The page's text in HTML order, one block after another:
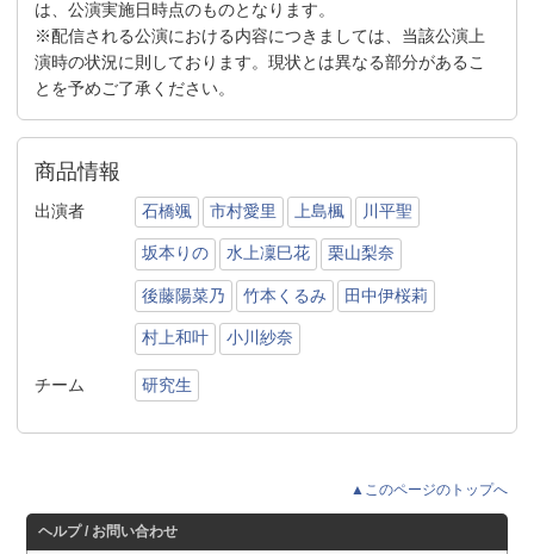
は、公演実施日時点のものとなります。
※配信される公演における内容につきましては、当該公演上
演時の状況に則しております。現状とは異なる部分があるこ
とを予めご了承ください。
商品情報
出演者 石橋颯 市村愛里 上島楓 川平聖
坂本りの 水上凜巳花 栗山梨奈
後藤陽菜乃 竹本くるみ 田中伊桜莉
村上和叶 小川紗奈
チーム 研究生
▲このページのトップへ
ヘルプ / お問い合わせ